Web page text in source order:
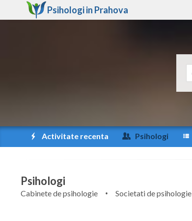
Psihologi in Prahova
Activitate recenta Psihologi
Psihologi
Cabinete de psihologie Societati de psihologie